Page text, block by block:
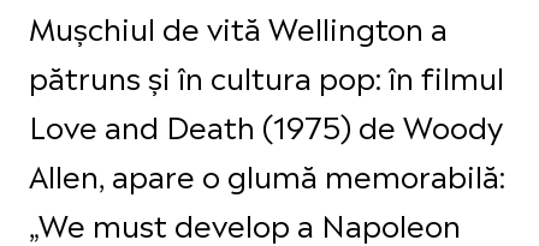
Mușchiul de vită Wellington a
pătruns și în cultura pop: în filmul
Love and Death (1975) de Woody
Allen, apare o glumă memorabilă:
„We must develop a Napoleon